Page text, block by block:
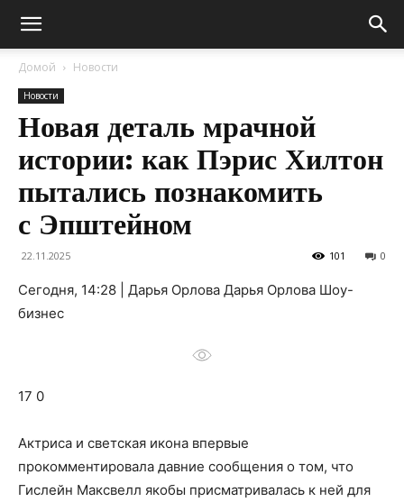
Домой Новости
Новости
Новая деталь мрачной
истории: как Пэрис Хилтон
пытались познакомить
с Эпштейном
22.11.2025 0
101
Сегодня, 14:28 | Дарья Орлова Дарья Орлова Шоу-
бизнес
17 0
Актриса и светская икона впервые
прокомментировала давние сообщения о том, что
Гислейн Максвелл якобы присматривалась к ней для